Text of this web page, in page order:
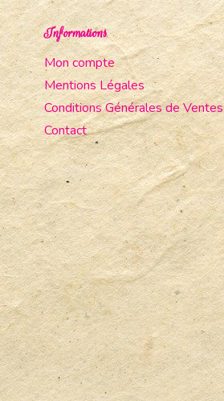
Informations
Mon compte
Mentions Légales
Conditions Générales de Ventes
Contact